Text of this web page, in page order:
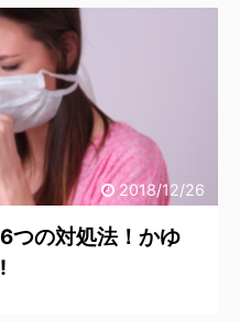
2018/12/26
つの対処法！かゆ